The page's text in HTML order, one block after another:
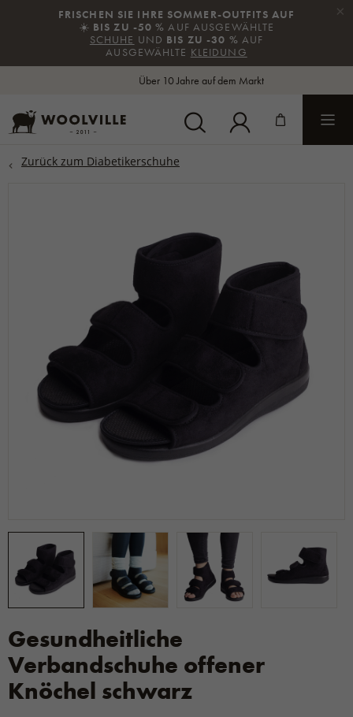
FRISCHEN SIE IHRE SOMMER-OUTFITS AUF
☀️ BIS ZU -50 % AUF AUSGEWÄHLTE
SCHUHE UND BIS ZU -30 % AUF
AUSGEWÄHLTE KLEIDUNG
×
Über 10 Jahre auf dem Markt
Gesundheitliche
Verbandschuhe offener
Knöchel schwarz